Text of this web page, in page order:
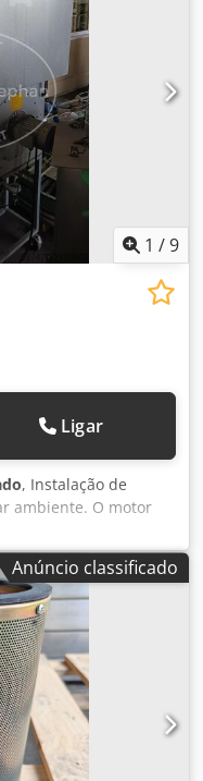
1 /9
Ligar
, Instalação de
ambiente. O motor
uma pressão
da máquina através
os elementos
expelido. Csdpfx
Despoeiramento de
mínima: 1.108
400 V
chassi móvel
mm; filtro de ar
(fabricante
Anúncio classificado